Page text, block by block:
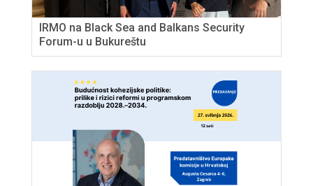
IRMO na Black Sea and Balkans Security
Forum-u u Bukureštu